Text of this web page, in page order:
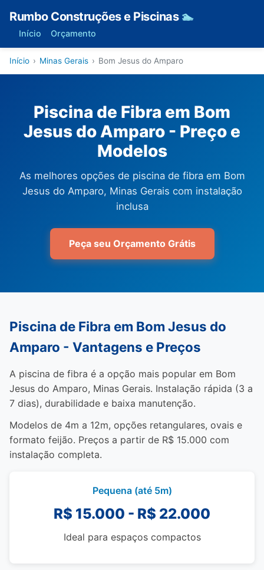
Rumbo Construções e Piscinas 🏊
Início Orçamento
Início › Minas Gerais › Bom Jesus do Amparo
Piscina de Fibra em Bom
Jesus do Amparo - Preço e
Modelos
As melhores opções de piscina de fibra em Bom
Jesus do Amparo, Minas Gerais com instalação
inclusa
Peça seu Orçamento Grátis
Piscina de Fibra em Bom Jesus do
Amparo - Vantagens e Preços
A piscina de fibra é a opção mais popular em Bom
Jesus do Amparo, Minas Gerais. Instalação rápida (3 a
7 dias), durabilidade e baixa manutenção.
Modelos de 4m a 12m, opções retangulares, ovais e
formato feijão. Preços a partir de R$ 15.000 com
instalação completa.
Pequena (até 5m)
R$ 15.000 - R$ 22.000
Ideal para espaços compactos